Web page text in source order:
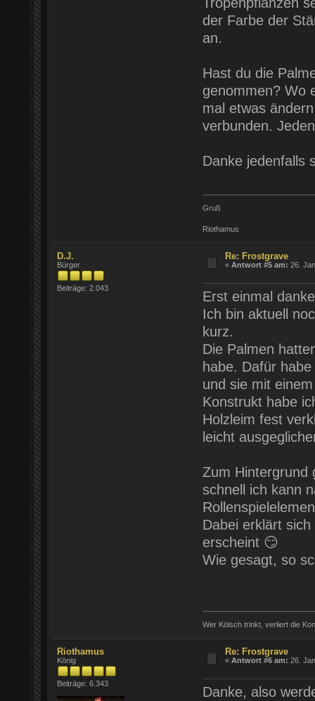
der Farbe der
an.
Hast du die
genommen? Wo
mal etwas
verbunden.
Danke jedenfalls
Gruß
Riothamus
D.J.
Bürger
Beiträge: 2.043
Re: Frostgrave
«Antwort #5 am: 26.
Erst einmal
Ich bin aktuell
kurz.
Die Palmen
habe. Dafür
und sie mit
Konstrukt habe
Holzleim fest
leicht
Zum Hintergrund
schnell ich kann
Dabei erklärt
erscheint 😏
Wie gesagt, so
Wer Kölsch trinkt, verliert die
Riothamus
König
Beiträge: 6.343
Re: Frostgrave
«Antwort #6 am: 26.
Danke, also